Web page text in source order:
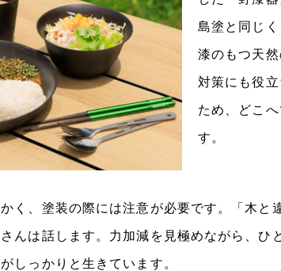
島塗と同じ
漆のもつ天
対策にも役
ため、どこ
す。
く、塗装の際には注意が必要です。「木と
んは話します。力加減を見極めながら、ひ
しっかりと生きています。